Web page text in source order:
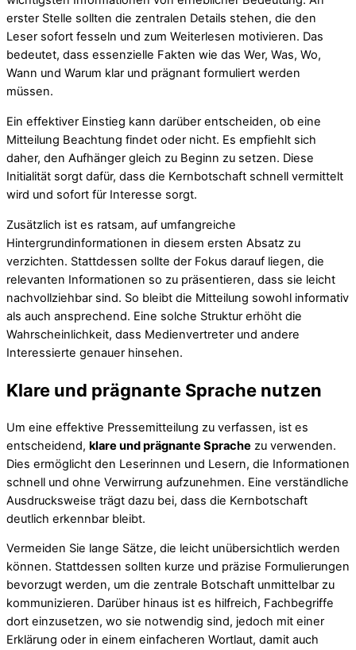
erster Stelle sollten die zentralen Details stehen, die den
Leser sofort fesseln und zum Weiterlesen motivieren. Das
bedeutet, dass essenzielle Fakten wie das Wer, Was, Wo,
Wann und Warum klar und prägnant formuliert werden
müssen.
Ein effektiver Einstieg kann darüber entscheiden, ob eine
Mitteilung Beachtung findet oder nicht. Es empfiehlt sich
daher, den Aufhänger gleich zu Beginn zu setzen. Diese
Initialität sorgt dafür, dass die Kernbotschaft schnell vermittelt
wird und sofort für Interesse sorgt.
Zusätzlich ist es ratsam, auf umfangreiche
Hintergrundinformationen in diesem ersten Absatz zu
verzichten. Stattdessen sollte der Fokus darauf liegen, die
relevanten Informationen so zu präsentieren, dass sie leicht
nachvollziehbar sind. So bleibt die Mitteilung sowohl informativ
als auch ansprechend. Eine solche Struktur erhöht die
Wahrscheinlichkeit, dass Medienvertreter und andere
Interessierte genauer hinsehen.
Klare und prägnante Sprache nutzen
Um eine effektive Pressemitteilung zu verfassen, ist es
entscheidend, klare und prägnante Sprache zu verwenden.
Dies ermöglicht den Leserinnen und Lesern, die Informationen
schnell und ohne Verwirrung aufzunehmen. Eine verständliche
Ausdrucksweise trägt dazu bei, dass die Kernbotschaft
deutlich erkennbar bleibt.
Vermeiden Sie lange Sätze, die leicht unübersichtlich werden
können. Stattdessen sollten kurze und präzise Formulierungen
bevorzugt werden, um die zentrale Botschaft unmittelbar zu
kommunizieren. Darüber hinaus ist es hilfreich, Fachbegriffe
dort einzusetzen, wo sie notwendig sind, jedoch mit einer
Erklärung oder in einem einfacheren Wortlaut, damit auch